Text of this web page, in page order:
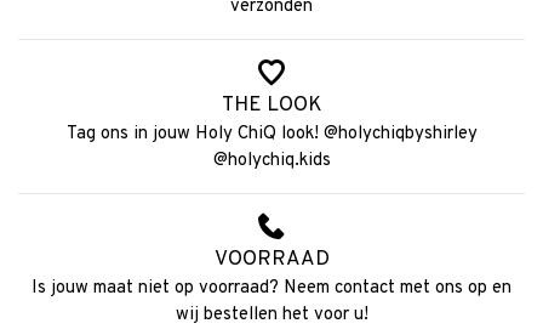
verzonden
THE LOOK
Tag ons in jouw Holy ChiQ look! @holychiqbyshirley
@holychiq.kids
VOORRAAD
Is jouw maat niet op voorraad? Neem contact met ons op en
wij bestellen het voor u!